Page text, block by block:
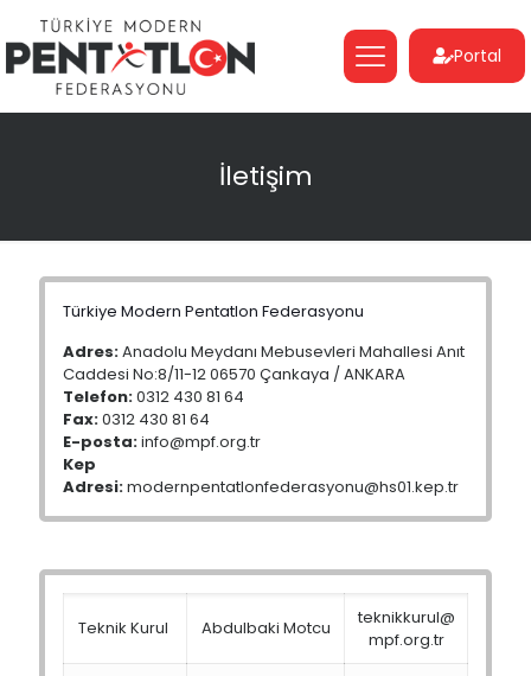
Portal
İletişim
Türkiye Modern Pentatlon Federasyonu
Adres:Anadolu Meydanı Mebusevleri Mahallesi Anıt
Caddesi No:8/11-12 06570 Çankaya / ANKARA
Telefon:0312 430 81 64
Fax:0312 430 81 64
E-posta:info@mpf.org.tr
Kep
Adresi:modernpentatlonfederasyonu@hs01.kep.tr
Teknik Kurul Abdulbaki Motcu
teknikkurul@
mpf.org.tr